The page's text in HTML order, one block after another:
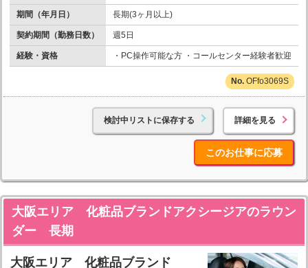
期間（年月日） 長期(3ヶ月以上)
契約期間（勤務日数） 週5日
経験・資格 ・PC操作可能な方 ・コールセンター経験者歓迎
OFfo3069S
検討中リストに保存する 詳細を見る
このお仕事に応募
大阪エリア 化粧品ブランドアクシージアのラウン
ダー 長期
大阪エリア 化粧品ブランド